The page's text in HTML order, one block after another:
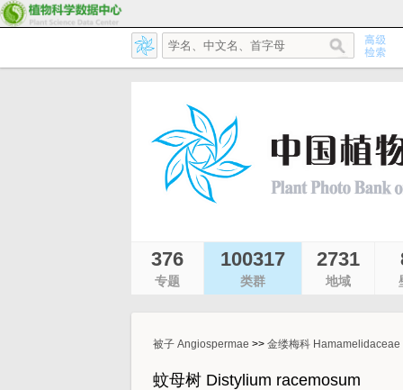
376
专题
100317
类群
2731
地域
被子 Angiospermae >> 金缕梅科 Hamamelidaceae
蚊母树 Distylium racemosum